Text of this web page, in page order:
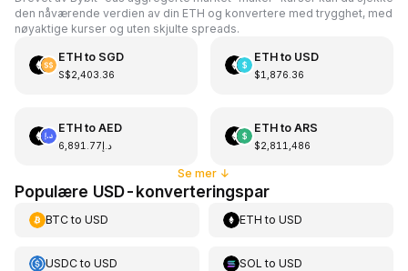
den nåværende verdien av din ETH og konvertere med trygghet, med
nøyaktige kurser og uten skjulte spreads.
ETHto SGD
S$2,403.36
ETHto USD
$1,876.36
ETHto AED
د.إ6,891.77
ETHto ARS
$2,811,486
Se mer ↓
Populære USD-konverteringspar
BTCto USD ETH toUSD
USDCto USD SOL toUSD